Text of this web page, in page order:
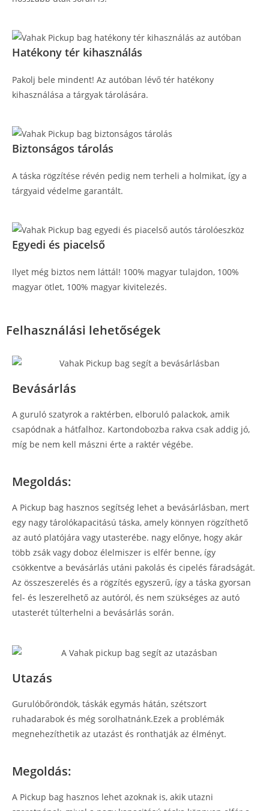
Hatékony tér kihasználás
Pakolj bele mindent! Az autóban lévő tér hatékony
kihasználása a tárgyak tárolására.
Biztonságos tárolás
A táska rögzítése révén pedig nem terheli a holmikat, így a
tárgyaid védelme garantált.
Egyedi és piacelső
Ilyet még biztos nem láttál! 100% magyar tulajdon, 100%
magyar ötlet, 100% magyar kivitelezés.
Felhasználási lehetőségek
Bevásárlás
A guruló szatyrok a raktérben, elboruló palackok, amik
csapódnak a hátfalhoz. Kartondobozba rakva csak addig jó,
míg be nem kell mászni érte a raktér végébe.
Megoldás:
A Pickup bag hasznos segítség lehet a bevásárlásban, mert
egy nagy tárolókapacitású táska, amely könnyen rögzíthető
az autó platójára vagy utasterébe. nagy előnye, hogy akár
több zsák vagy doboz élelmiszer is elfér benne, így
csökkentve a bevásárlás utáni pakolás és cipelés fáradságát.
Az összeszerelés és a rögzítés egyszerű, így a táska gyorsan
fel- és leszerelhető az autóról, és nem szükséges az autó
utasterét túlterhelni a bevásárlás során.
Utazás
Gurulóbőröndök, táskák egymás hátán, szétszort
ruhadarabok és még sorolhatnánk.Ezek a problémák
megnehezíthetik az utazást és ronthatják az élményt.
Megoldás:
A Pickup bag hasznos lehet azoknak is, akik utazni